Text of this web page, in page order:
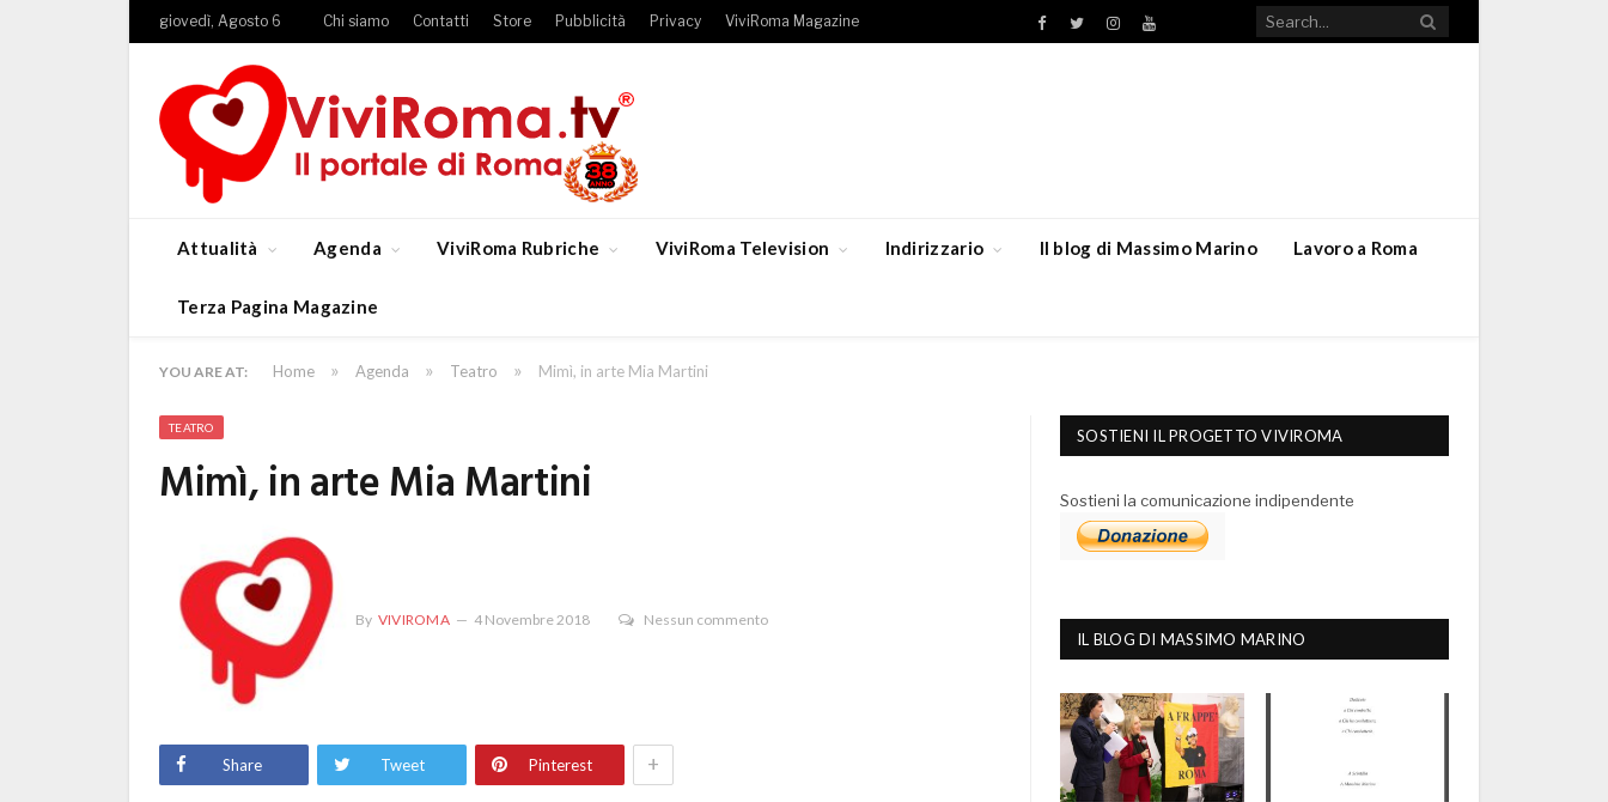
giovedì, Agosto 6 Chi siamo Contatti Store Pubblicità Privacy ViviRoma Magazine Facebook
TwitterInstagramYouTube
Attualità Agenda ViviRoma Rubriche ViviRoma Television Indirizzario Il blog di Massimo Marino Lavoro a Roma
Terza Pagina Magazine
YOU ARE AT: Home » Agenda » Teatro » Mimì, in arte Mia Martini
TEATRO
Mimì, in arte Mia Martini
By VIVIROMA 4 Novembre 2018 Nessun commento
Share Tweet Pinterest +
SOSTIENI IL PROGETTO VIVIROMA
Sostieni la comunicazione indipendente
IL BLOG DI MASSIMO MARINO